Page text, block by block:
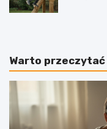
Warto przeczytać